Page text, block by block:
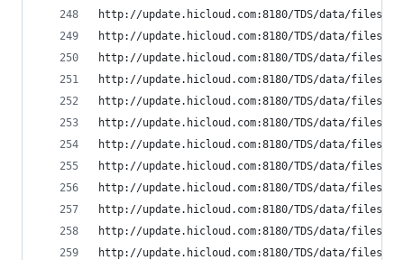
http://update.hicloud.com:8180/TDS/data/files/p9/
http://update.hicloud.com:8180/TDS/data/files/p9/
http://update.hicloud.com:8180/TDS/data/files/p9/
http://update.hicloud.com:8180/TDS/data/files/p9/
http://update.hicloud.com:8180/TDS/data/files/p9/
http://update.hicloud.com:8180/TDS/data/files/p9/
http://update.hicloud.com:8180/TDS/data/files/p9/
http://update.hicloud.com:8180/TDS/data/files/p9/
http://update.hicloud.com:8180/TDS/data/files/p9/
http://update.hicloud.com:8180/TDS/data/files/p9/
http://update.hicloud.com:8180/TDS/data/files/p9/
http://update.hicloud.com:8180/TDS/data/files/p9/